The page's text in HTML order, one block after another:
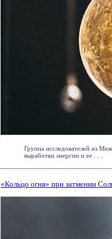
Группа исследователей из
выработки энергии и ее . . .
«Кольцо огня» при затмении